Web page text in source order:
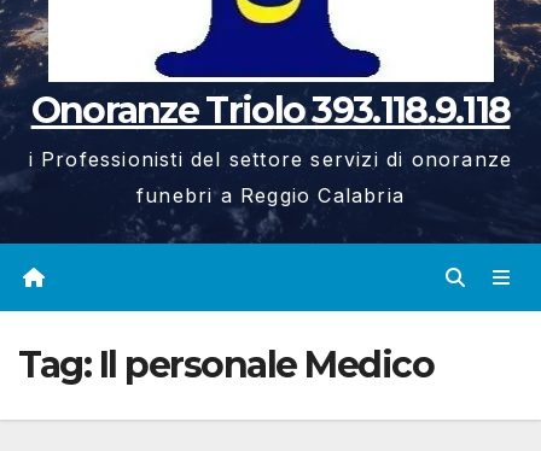
Onoranze Triolo 393.118.9.118
i Professionisti del settore servizi di onoranze
funebri a Reggio Calabria
Tag: Il personale Medico